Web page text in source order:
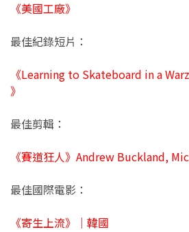
《美國工廠》
最佳紀錄短片：
《Learning to Skateboard in a
》
最佳剪輯：
《賽道狂人》Andrew Buckland,
最佳國際電影：
《寄生上流》｜韓國